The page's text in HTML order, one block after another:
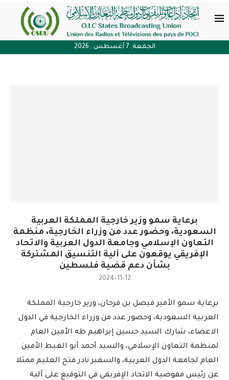
الجمعة, 7 أغسطس , 2026
برعاية سمو وزير خارجية المملكة العربية
السعودية، وحضور عدد من وزراء الخارجية، منظمة
التعاون الإسلامي وجامعة الدول العربية والاتحاد
الإفريقي يوقعون على آلية التنسيق المشتركة
بشأن دعم قضية فلسطين
2024-11-12
برعاية سمو الأمير فيصل بن فرحان، وزير خارجية المملكة
العربية السعودية، وحضور عدد من وزراء الخارجية في الدول
الاعضاء، شارك السيد حسين إبراهيم طه الأمين العام
لمنظمة التعاون الإسلامي، والسيد أحمد أبو الغيط الأمين
العام لجامعة الدول العربية، والسفير نادر فتح العليم ممثلا
عن رئيس مفوضية الاتحاد الإفريقي في التوقيع على آلية